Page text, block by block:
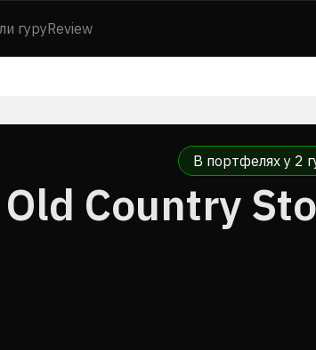
гуруReview
В портфелях у 2
Country